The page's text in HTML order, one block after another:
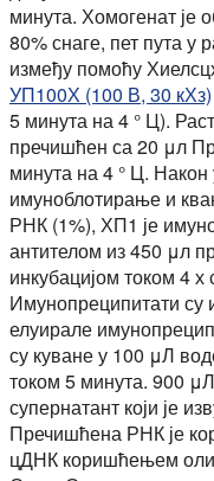
минута. Хомогенат је
80% снаге, пет пута
између помоћу
УП100Х (100 В, 30 кХз)
5 минута на 4 ° Ц).
пречишћен са 20 μл
минута на 4 ° Ц.
имуноблотирање и
РНК (1%), ХП1 је
антителом из 450 μл
инкубацијом током 4
Имунопреципитати
елуирале
су куване у 100 μЛ
током 5 минута. 900
супернатант који је
Пречишћена РНК је
цДНК коришћењем